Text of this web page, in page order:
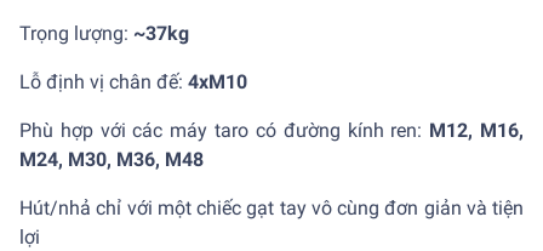
Trọng lượng: ~37kg
Lỗ định vị chân đế: 4xM10
Phù hợp với các máy taro có đường kính ren: M12, M16,
M24, M30, M36, M48
Hút/nhả chỉ với một chiếc gạt tay vô cùng đơn giản và tiện
lợi